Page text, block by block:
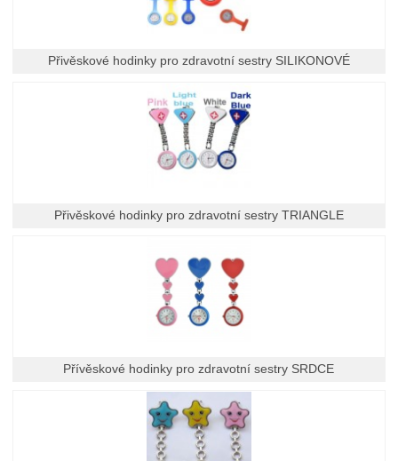
Přivěskové hodinky pro zdravotní sestry SILIKONOVÉ
Přivěskové hodinky pro zdravotní sestry TRIANGLE
Přívěskové hodinky pro zdravotní sestry SRDCE